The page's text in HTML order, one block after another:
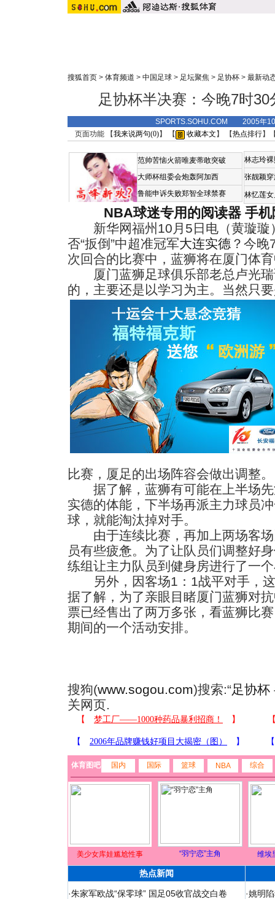
搜狐首页 > 体育频道 > 中国足球 > 足坛聚焦 > 足协杯 > 最新动
足协杯半决赛：今晚7时
SPORTS.SOHU.COM 2005年
页面功能 【我来说两句(0)】 【 收藏本文 】 【热点排行】
范帅苦恼火箭唯麦蒂敢突破
大师杯组委会炮轰阿加西
鲁能申诉失败郑智全球禁赛
林志玲
张靓颖
林忆莲
NBA球迷专用的阅读器 手
新华网福州10月5日电（黄璇璇
否“扳倒”中超准冠军大连实德 ？今
次回合的比赛中，蓝狮将在厦门体
厦门蓝狮足球俱乐部老总卢光瑞
的，主要还是以学习为主。 当然只
比赛，厦足的出场阵容会做出调整。
据了解，蓝狮有可能在上半场先
实德的体能，下半场再派主力球员
球，就能淘汰掉对手。
由于连续比赛，再加上两场客场
员有些疲惫。为了让队员们调整好
练组让主力队员到健身房进行了一
另外，因客场1：1战平对手，这
据了解，为了亲眼目睹厦门蓝狮对
票已经售出了两万多张，看蓝狮比
期间的一个活动安排。
搜狗(www.sogou.com)搜索:“足协杯
关网页.
体育图吧 国内 国际 篮球 NBA 综合
美少女库娃尴尬性事 “羽宁恋”主角 维埃
热点新闻
·朱家军欧战“保零球” 国足05收官战交白卷
·姚明